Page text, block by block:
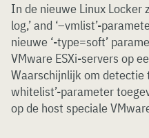
In de nieuwe Linux Locker
log,’ and ‘–vmlist’-
nieuwe ‘-type=soft’
VMware ESXi-servers op
Waarschijnlijk om detectie
whitelist’-parameter
op de host speciale